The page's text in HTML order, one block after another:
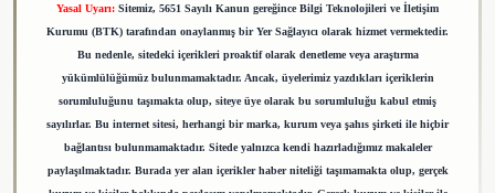
Yasal Uyarı: Sitemiz, 5651 Sayılı Kanun gereğince Bilgi Teknolojileri ve İletişim
Kurumu (BTK) tarafından onaylanmış bir Yer Sağlayıcı olarak hizmet vermektedir.
Bu nedenle, sitedeki içerikleri proaktif olarak denetleme veya araştırma
yükümlülüğümüz bulunmamaktadır. Ancak, üyelerimiz yazdıkları içeriklerin
sorumluluğunu taşımakta olup, siteye üye olarak bu sorumluluğu kabul etmiş
sayılırlar. Bu internet sitesi, herhangi bir marka, kurum veya şahıs şirketi ile hiçbir
bağlantısı bulunmamaktadır. Sitede yalnızca kendi hazırladığımız makaleler
paylaşılmaktadır. Burada yer alan içerikler haber niteliği taşımamakta olup, gerçek